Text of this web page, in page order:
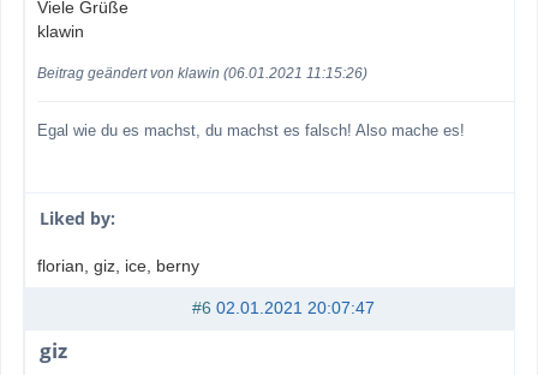
Viele Grüße
klawin
Beitrag geändert von klawin (06.01.2021 11:15:26)
Egal wie du es machst, du machst es falsch! Also mache es!
Liked by:
florian , giz , ice , berny
#6 02.01.2021 20:07:47
giz